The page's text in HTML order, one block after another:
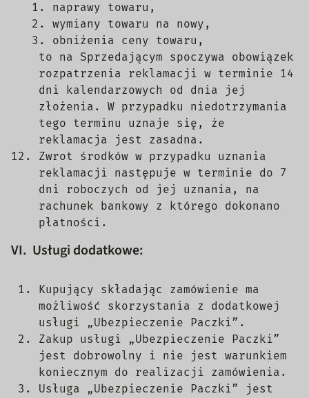
naprawy towaru,
wymiany towaru na nowy,
obniżenia ceny towaru,
to na Sprzedającym spoczywa obowiązek
rozpatrzenia reklamacji w terminie 14
dni kalendarzowych od dnia jej
złożenia. W przypadku niedotrzymania
tego terminu uznaje się, że
reklamacja jest zasadna.
Zwrot środków w przypadku uznania
reklamacji następuje w terminie do 7
dni roboczych od jej uznania, na
rachunek bankowy z którego dokonano
płatności.
VI. Usługi dodatkowe:
Kupujący składając zamówienie ma
możliwość skorzystania z dodatkowej
usługi „Ubezpieczenie Paczki”.
Zakup usługi „Ubezpieczenie Paczki”
jest dobrowolny i nie jest warunkiem
koniecznym do realizacji zamówienia.
Usługa „Ubezpieczenie Paczki” jest